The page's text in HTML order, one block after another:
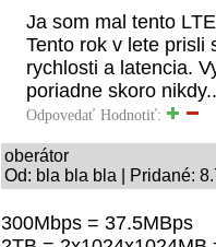
Ja som mal tento
Tento rok v lete prisli
rychlosti a latencia.
poriadne skoro
Odpovedať Hodnotiť:
oberátor
Od: bla bla bla | Pridané:
300Mbps = 37.5MBps